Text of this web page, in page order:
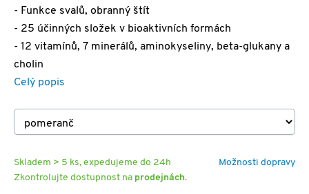
- Funkce svalů, obranný štít
- 25 účinných složek v bioaktivních formách
- 12 vitamínů, 7 minerálů, aminokyseliny, beta-glukany a
cholin
Celý popis
Možnosti dopravy
Skladem > 5 ks, expedujeme do 24h
Zkontrolujte dostupnost na prodejnách.